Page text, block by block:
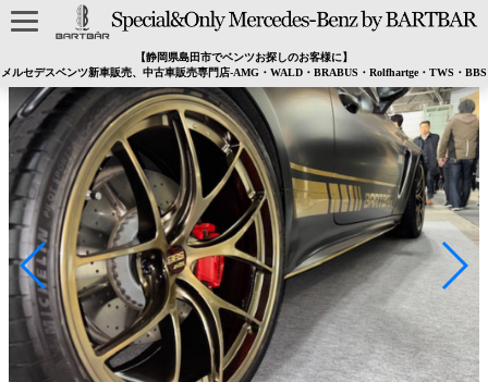
【静岡県島田市でベンツお探しのお客様に】
メルセデスベンツ新車販売、中古車販売専門店-AMG・WALD・BRABUS・Rolfhartge・TWS・BBS